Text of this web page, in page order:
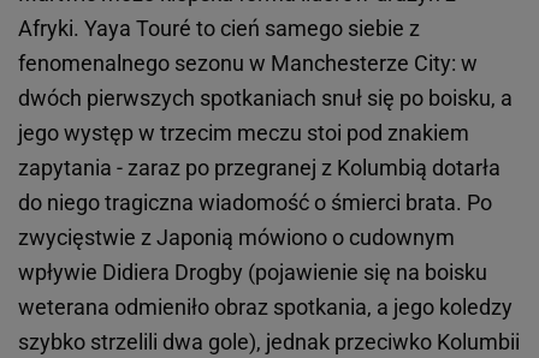
Afryki. Yaya Touré to cień samego siebie z
fenomenalnego sezonu w Manchesterze City: w
dwóch pierwszych spotkaniach snuł się po boisku, a
jego występ w trzecim meczu stoi pod znakiem
zapytania - zaraz po przegranej z Kolumbią dotarła
do niego tragiczna wiadomość o śmierci brata. Po
zwycięstwie z Japonią mówiono o cudownym
wpływie Didiera Drogby (pojawienie się na boisku
weterana odmieniło obraz spotkania, a jego koledzy
szybko strzelili dwa gole), jednak przeciwko Kolumbii